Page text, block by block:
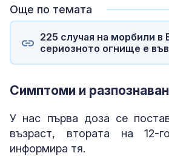
Още по темата
225 случая на морбили в
сериозното огнище е
Симптоми и
У нас първа доза се
възраст, втората на 12-
информира тя.